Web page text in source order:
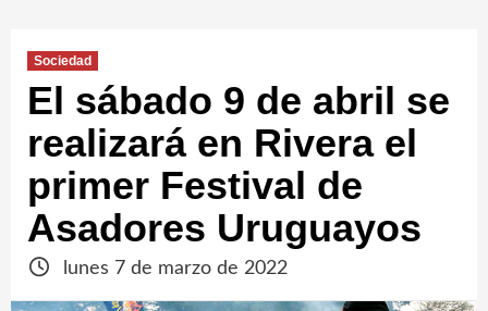
Sociedad
El sábado 9 de abril se
realizará en Rivera el
primer Festival de
Asadores Uruguayos
lunes 7 de marzo de 2022